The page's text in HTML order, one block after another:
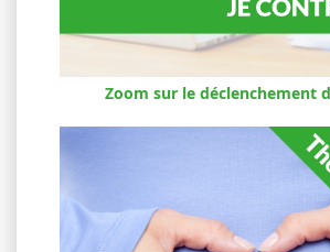
Zoom sur le déclenchement